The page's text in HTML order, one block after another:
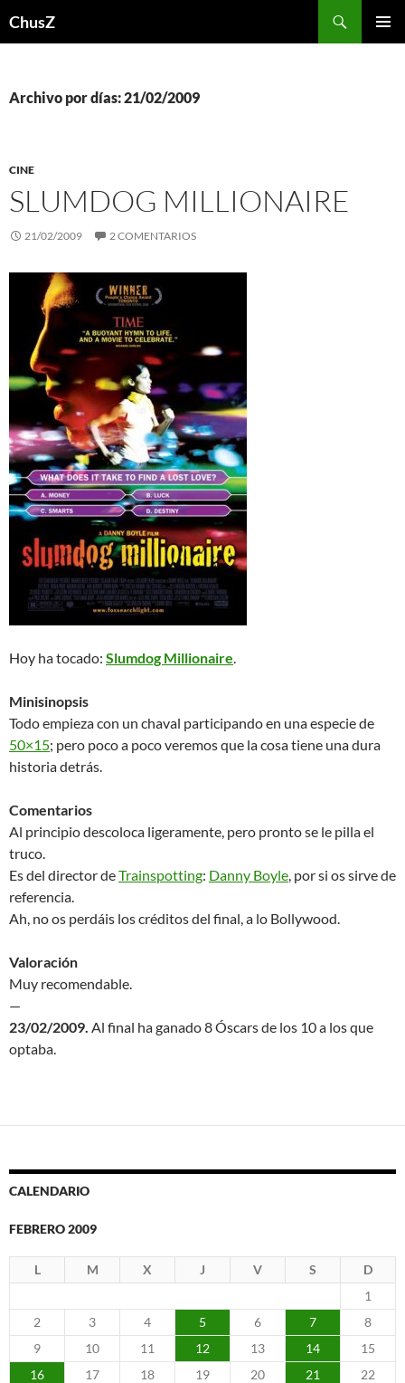
ChusZ
Archivo por días: 21/02/2009
CINE
SLUMDOG MILLIONAIRE
21/02/2009 2 COMENTARIOS
Hoy ha tocado: Slumdog Millionaire.
Minisinopsis
Todo empieza con un chaval participando en una especie de
50×15; pero poco a poco veremos que la cosa tiene una dura
historia detrás.
Comentarios
Al principio descoloca ligeramente, pero pronto se le pilla el
truco.
Es del director deTrainspotting: Danny Boyle, por si os sirve de
referencia.
Ah, no os perdáis los créditos del final, a lo Bollywood.
Valoración
Muy recomendable.
—
23/02/2009. Al final ha ganado 8 Óscars de los 10 a los que
optaba.
CALENDARIO
FEBRERO 2009
L M X J V S
D
1
2
3 4 5 6 7
8
9
10 11 12 13 14
15
16
17 18 19 20 21
22